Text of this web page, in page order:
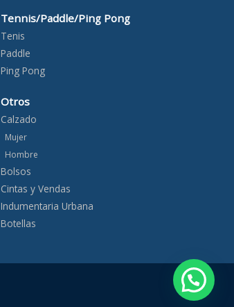
Tennis/Paddle/Ping Pong
Tenis
Paddle
Ping Pong
Otros
Calzado
Mujer
Hombre
Bolsos
Cintas y Vendas
Indumentaria Urbana
Botellas